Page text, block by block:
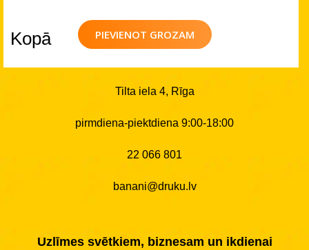
PIEVIENOT GROZAM
Kopā
Tilta iela 4, Rīga
pirmdiena-piektdiena 9:00-18:00
22 066 801
banani@druku.lv
Uzlīmes svētkiem, biznesam un ikdienai